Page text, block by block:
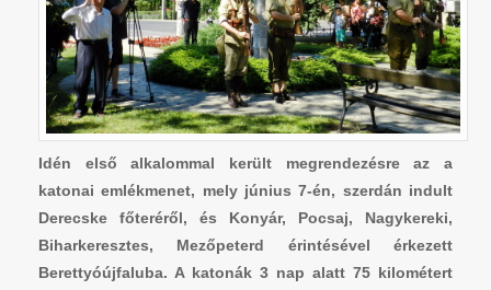
Idén első alkalommal került megrendezésre az a
katonai emlékmenet, mely június 7-én, szerdán indult
Derecske főteréről, és Konyár, Pocsaj, Nagykereki,
Biharkeresztes, Mezőpeterd érintésével érkezett
Berettyóújfaluba. A katonák 3 nap alatt 75 kilométert